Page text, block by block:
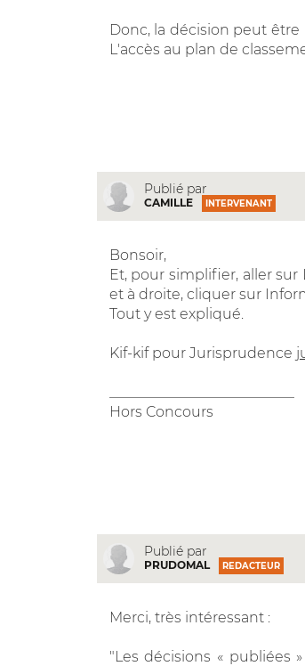
Donc, la décision peut
L'accès au plan de
Publié par
CAMILLE INTERVENANT
Bonsoir,
Et, pour simplifier, aller
et à droite, cliquer sur
Tout y est expliqué.
Kif-kif pour Jurisprudence
Hors Concours
Publié par
PRUDOMAL REDACTEUR
Merci, très intéressant :
"Les décisions « publiées